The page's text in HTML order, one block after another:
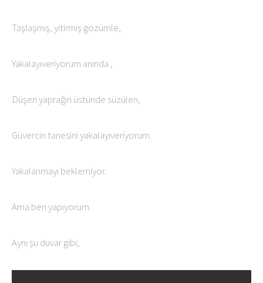
Taşlaşmış, yitirmiş gözümle,
Yakalayıveriyorum anında ,
Düşen yaprağın üstünde süzülen,
Güvercin tanesini yakalayıveriyorum.
Yakalanmayı beklemiyor.
Ama ben yapıyorum.
Aynı şu duvar gibi;